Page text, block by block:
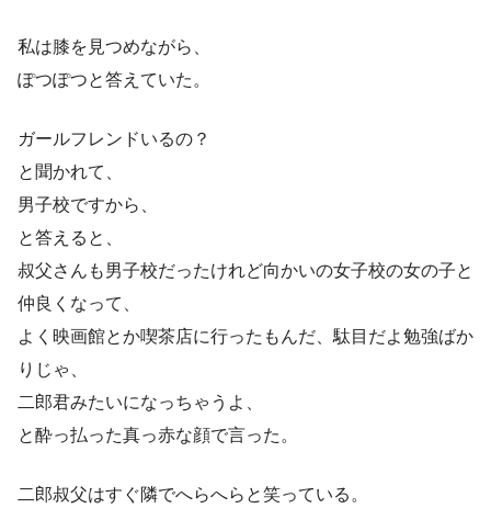
私は膝を見つめながら、
ぽつぽつと答えていた。
ガールフレンドいるの？
と聞かれて、
男子校ですから、
と答えると、
叔父さんも男子校だったけれど向かいの女子校の女の子と
仲良くなって、
よく映画館とか喫茶店に行ったもんだ、駄目だよ勉強ばか
りじゃ、
二郎君みたいになっちゃうよ、
と酔っ払った真っ赤な顔で言った。
二郎叔父はすぐ隣でへらへらと笑っている。